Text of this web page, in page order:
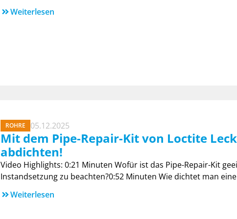
Weiterlesen
ROHRE 05.12.2025
Mit dem Pipe-Repair-Kit von Loctite
abdichten!
Video Highlights: 0:21 Minuten Wofür ist das Pipe-Repair-Kit
Instandsetzung zu beachten?0:52 Minuten Wie dichtet man eine
Weiterlesen